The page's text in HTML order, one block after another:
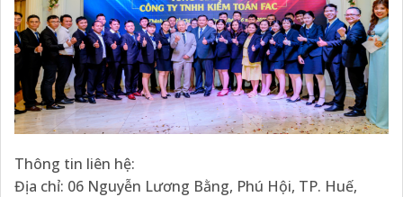
Thông tin liên hệ:
Địa chỉ: 06 Nguyễn Lương Bằng, Phú Hội, TP. Huế,